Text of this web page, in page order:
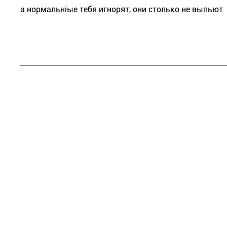
а нормальніые тебя игнорят, они столько не выпьют